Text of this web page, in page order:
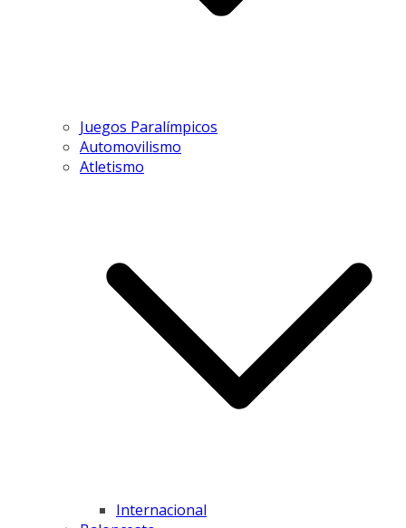
Juegos Paralímpicos
Automovilismo
Atletismo
Internacional